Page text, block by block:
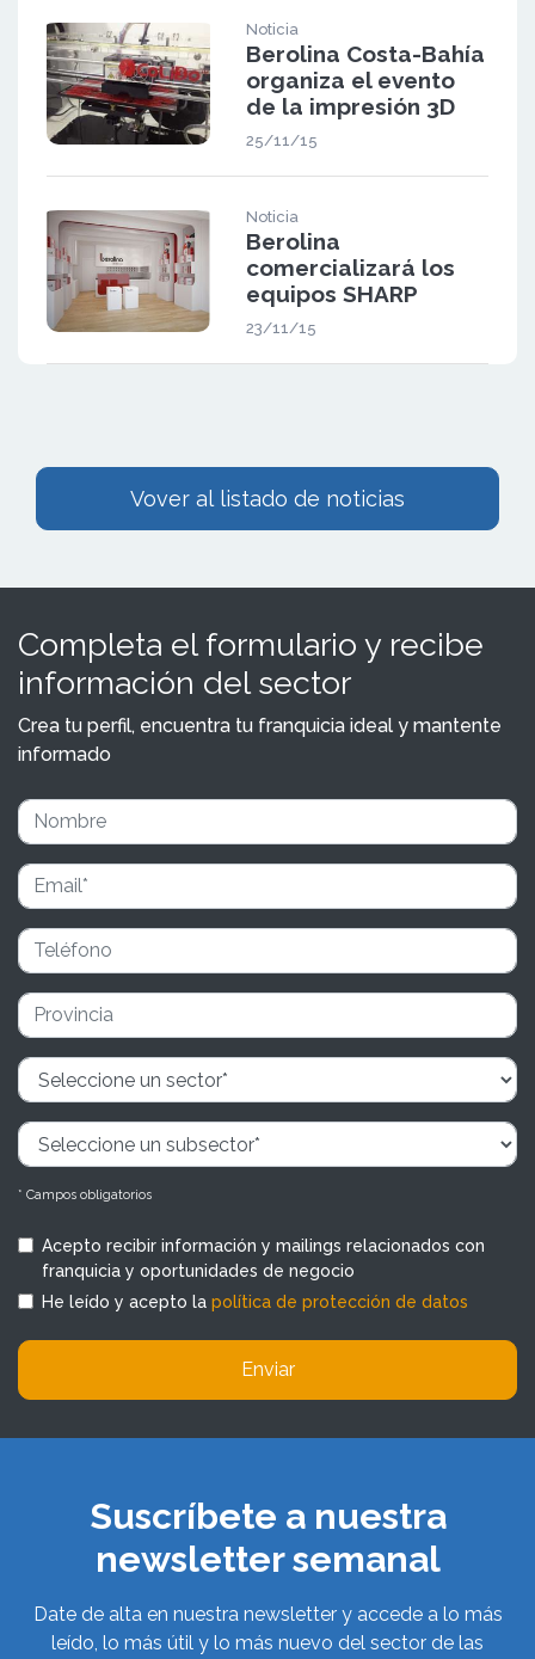
Noticia
Berolina Costa-Bahía
organiza el evento
de la impresión 3D
25/11/15
Noticia
Berolina
comercializará los
equipos SHARP
23/11/15
Vover al listado de noticias
Completa el formulario y recibe
información del sector
Crea tu perfil, encuentra tu franquicia ideal y mantente
informado
* Campos obligatorios
Acepto recibir información y mailings relacionados con
franquicia y oportunidades de negocio
He leído y acepto la política de protección de datos
Enviar
Suscríbete a nuestra
newsletter semanal
Date de alta en nuestra newsletter y accede a lo más
leído, lo más útil y lo más nuevo del sector de las